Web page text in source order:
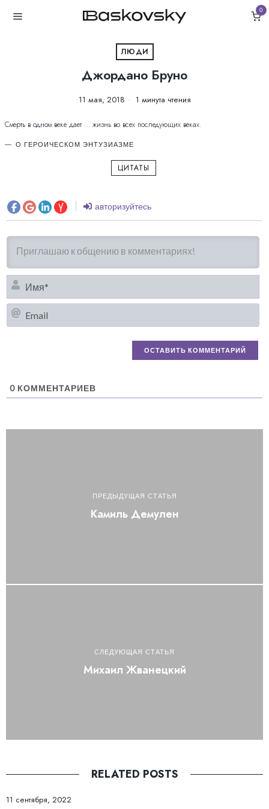
0
ЛЮДИ
Джордано Бруно
11 мая, 2018 1 минута чтения
Смерть в одном веке дает … жизнь во всех последующих веках.
О ГЕРОИЧЕСКОМ ЭНТУЗИАЗМЕ
ЦИТАТЫ
авторизуйтесь
0 КОММЕНТАРИЕВ
ПРЕДЫДУЩАЯ СТАТЬЯ
Камиль Демулен
СЛЕДУЮЩАЯ СТАТЬЯ
Михаил Жванецкий
RELATED POSTS
11 сентября, 2022